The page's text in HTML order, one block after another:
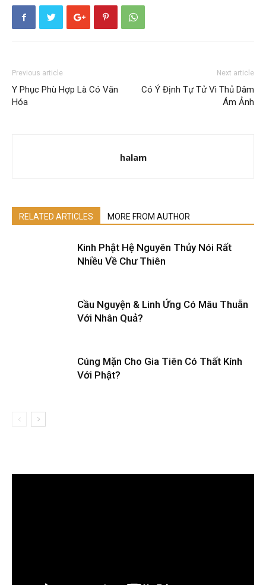
Previous article
Y Phục Phù Hợp Là Có Văn
Hóa
Next article
Có Ý Định Tự Tử Vì Thủ Dâm
Ám Ảnh
halam
RELATED ARTICLES MORE FROM AUTHOR
Kinh Phật Hệ Nguyên Thủy Nói Rất
Nhiều Về Chư Thiên
Cầu Nguyện & Linh Ứng Có Mâu Thuẫn
Với Nhân Quả?
Cúng Mặn Cho Gia Tiên Có Thất Kính
Với Phật?